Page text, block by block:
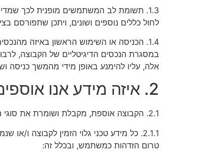
1.3. תשומת לב המשתמשים מופנית לכך
לחול כללים נוספים ושונים, ויתכן שתפורסם
1.4. הכניסה או השימוש הראשון באיזה
במסגרת הנכסים הדיגיטליים של הקבוצה,
אלה, עליו להימנע באופן מידי מהמשך כניסה
2. איזה מידע אנו אוספים?
2.1. הקבוצה אוספת, מקבלת ושומרת את סוגי המידע הבאים ביחס למשתמשים בנכסים הדיגיטליים, לפי חלוקת השירותים כמפורט להלן:
2.1.1. כל מידע טכני גלוי הזמין לקבוצה
טרום הזדהות כמשתמש, ובכלל זה: